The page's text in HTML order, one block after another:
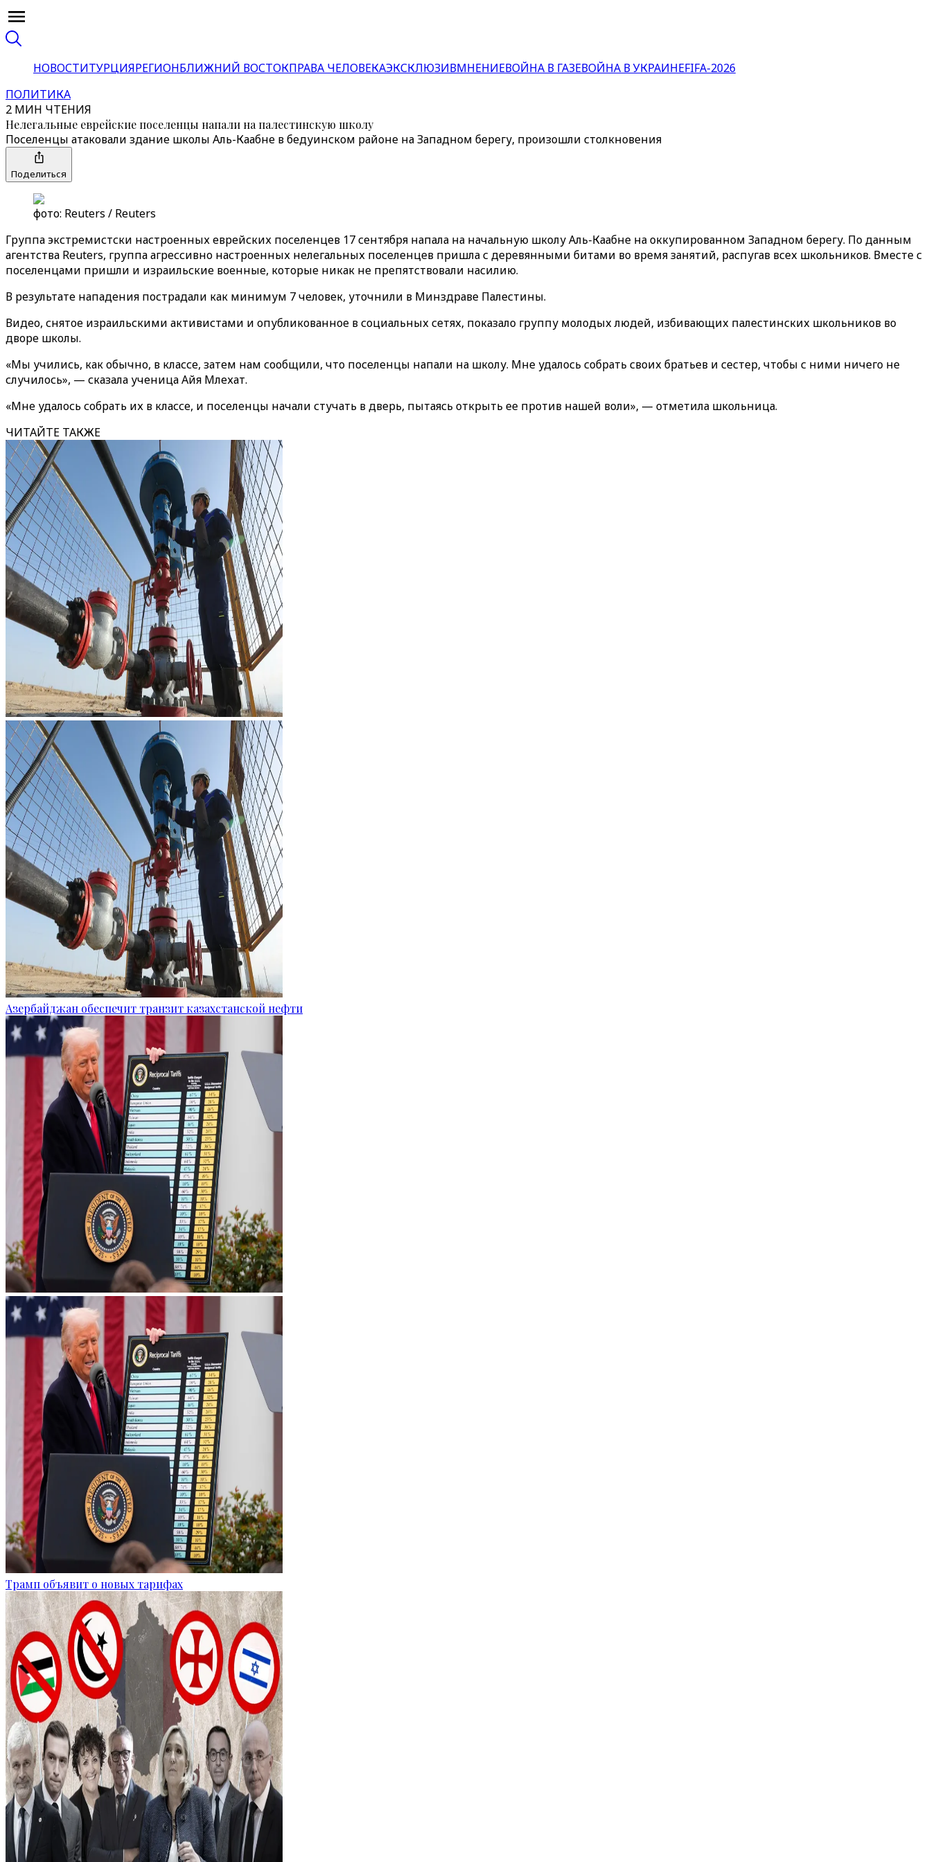
НОВОСТИТУРЦИЯРЕГИОНБЛИЖНИЙ ВОСТОКПРАВА ЧЕЛОВЕКАЭКСКЛЮЗИВМНЕНИЕВОЙНА В ГАЗЕВОЙНА В УКРАИНЕFIFA-2026
ПОЛИТИКА
2 МИН ЧТЕНИЯ
Нелегальные еврейские поселенцы напали на палестинскую школу
Поселенцы атаковали здание школы Аль-Каабне в бедуинском районе на Западном берегу, произошли столкновения
Поделиться
фото: Reuters / Reuters
Группа экстремистски настроенных еврейских поселенцев 17 сентября напала на начальную школу Аль-Каабне на оккупированном Западном берегу. По данным
агентства Reuters, группа агрессивно настроенных нелегальных поселенцев пришла с деревянными битами во время занятий, распугав всех школьников. Вместе с
поселенцами пришли и израильские военные, которые никак не препятствовали насилию.
В результате нападения пострадали как минимум 7 человек, уточнили в Минздраве Палестины.
Видео, снятое израильскими активистами и опубликованное в социальных сетях, показало группу молодых людей, избивающих палестинских школьников во
дворе школы.
«Мы учились, как обычно, в классе, затем нам сообщили, что поселенцы напали на школу. Мне удалось собрать своих братьев и сестер, чтобы с ними ничего не
случилось», — сказала ученица Айя Млехат.
«Мне удалось собрать их в классе, и поселенцы начали стучать в дверь, пытаясь открыть ее против нашей воли», — отметила школьница.
ЧИТАЙТЕ ТАКЖЕ
Азербайджан обеспечит транзит казахстанской нефти
Трамп объявит о новых тарифах